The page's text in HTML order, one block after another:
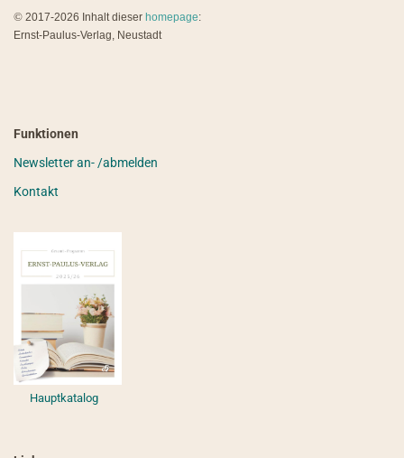
© 2017-2026 Inhalt dieser homepage:
Ernst-Paulus-Verlag, Neustadt
Funktionen
Newsletter an- /abmelden
Kontakt
Hauptkatalog